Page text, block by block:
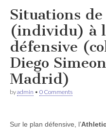
Situations
(individu) à
défensive
Diego
Madrid)
byadmin • 0 Comments
Sur le plan défensive, l’